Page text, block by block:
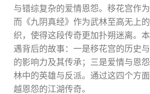
与错综复杂的爱情恩怨。移花宫作
而《九阴真经》作为武林至高无上
织，使得这段传奇更加扑朔迷离。
遇背后的故事：一是移花宫的历史
的影响力及其传承；三是爱情与恩
林中的英雄与反派。通过这四个方
越恩怨的江湖传奇。